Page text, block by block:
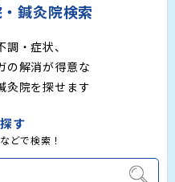
鍼灸院検索
・症状、
の解消が得意な
灸院を探せます
す
どで検索！